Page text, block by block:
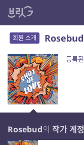
회원 소개 Rosebud
등록
Rosebud의 작가 계정